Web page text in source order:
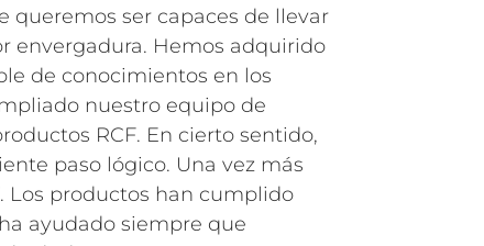
queremos ser capaces de llevar
envergadura. Hemos adquirido
de conocimientos en los
nuestro equipo de
RCF. En cierto sentido,
paso lógico. Una vez más
Los productos han cumplido
ayudado siempre que